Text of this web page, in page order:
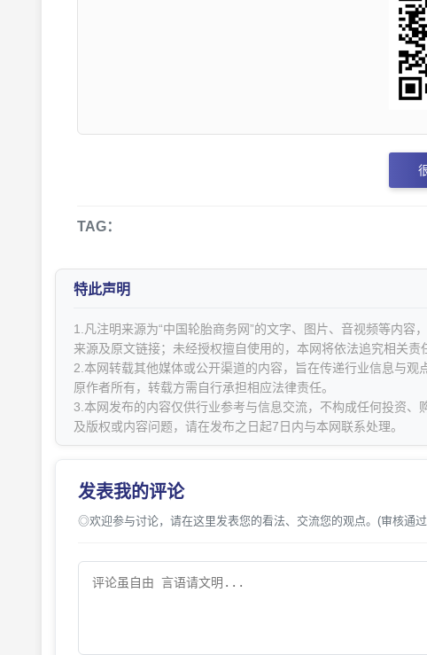
TAG：
特此声明
1.凡注明来源为“中国轮胎商务网”的文字、图片、音视频等内
来源及原文链接；未经授权擅自使用的，本网将依法追究相关责
2.本网转载其他媒体或公开渠道的内容，旨在传递行业信息与
原作者所有，转载方需自行承担相应法律责任。
3.本网发布的内容仅供行业参考与信息交流，不构成任何投资
及版权或内容问题，请在发布之日起7日内与本网联系处理。
发表我的评论
◎欢迎参与讨论，请在这里发表您的看法、交流您的观点。(审核通